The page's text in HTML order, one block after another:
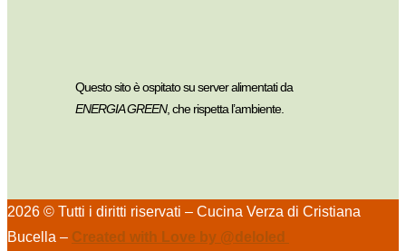
Questo sito è ospitato su server alimentati da
ENERGIA GREEN, che rispetta l’ambiente.
2026 © Tutti i diritti riservati – Cucina Verza di Cristiana
Bucella – Created with Love by @deloled